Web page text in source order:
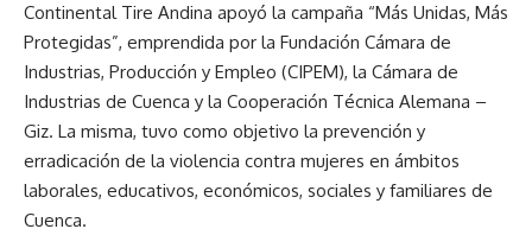
Continental Tire Andina apoyó la campaña “Más Unidas, Más
Protegidas”, emprendida por la Fundación Cámara de
Industrias, Producción y Empleo (CIPEM), la Cámara de
Industrias de Cuenca y la Cooperación Técnica Alemana –
Giz. La misma, tuvo como objetivo la prevención y
erradicación de la violencia contra mujeres en ámbitos
laborales, educativos, económicos, sociales y familiares de
Cuenca.